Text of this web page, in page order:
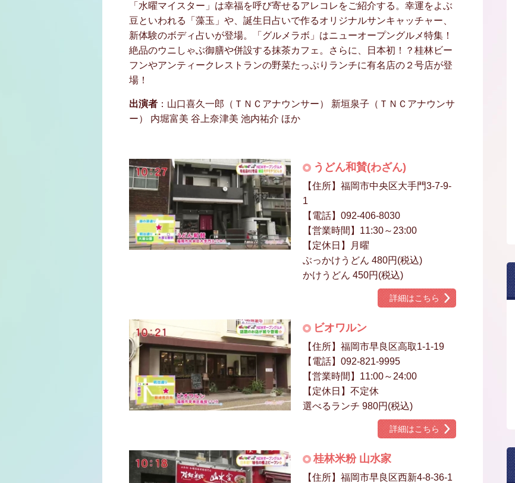
「水曜マイスター」は幸福を呼び寄せるアレコレをご紹介する。幸運をよぶ
豆といわれる「藻玉」や、誕生日占いで作るオリジナルサンキャッチャー、
新体験のボディ占いが登場。「グルメラボ」はニューオープングルメ特集！
絶品のウニしゃぶ御膳や併設する抹茶カフェ。さらに、日本初！？桂林ビー
フンやアンティークレストランの野菜たっぷりランチに有名店の２号店が登
場！
出演者 ：山口喜久一郎（ＴＮＣアナウンサー） 新垣泉子（ＴＮＣアナウンサ
ー） 内堀富美 谷上奈津美 池内祐介 ほか
うどん和賛(わざん)
【住所】福岡市中央区大手門3-7-9-
1
【電話】092-406-8030
【営業時間】11:30～23:00
【定休日】月曜
ぶっかけうどん 480円(税込)
かけうどん 450円(税込)
詳細はこちら
ビオワルン
【住所】福岡市早良区高取1-1-19
【電話】092-821-9995
【営業時間】11:00～24:00
【定休日】不定休
選べるランチ 980円(税込)
詳細はこちら
桂林米粉 山水家
【住所】福岡市早良区西新4-8-36-1